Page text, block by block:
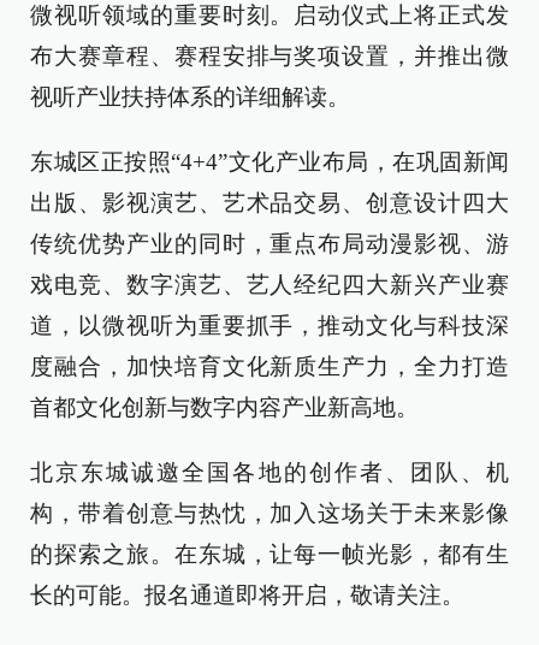
微视听领域的重要时刻。启动仪式上将正式发
布大赛章程、赛程安排与奖项设置，并推出微
视听产业扶持体系的详细解读。
东城区正按照“4+4”文化产业布局，在巩固新闻
出版、影视演艺、艺术品交易、创意设计四大
传统优势产业的同时，重点布局动漫影视、游
戏电竞、数字演艺、艺人经纪四大新兴产业赛
道，以微视听为重要抓手，推动文化与科技深
度融合，加快培育文化新质生产力，全力打造
首都文化创新与数字内容产业新高地。
北京东城诚邀全国各地的创作者、团队、机
构，带着创意与热忱，加入这场关于未来影像
的探索之旅。在东城，让每一帧光影，都有生
长的可能。报名通道即将开启，敬请关注。